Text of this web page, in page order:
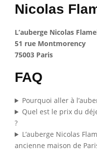
Nicolas
L’auberge Nicolas
51 rue Montmorency
75003 Paris
FAQ
Pourquoi aller à
Quel est le prix du
?
L’auberge Nicolas
ancienne maison de